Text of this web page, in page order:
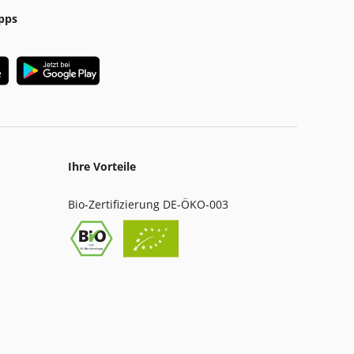
Ihre Vorteile
Bio-Zertifizierung DE-ÖKO-003